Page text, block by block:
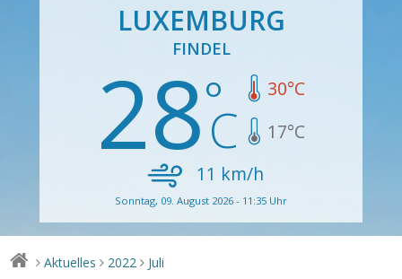
LUXEMBURG
FINDEL
28 30°C
17°C
11 km/h
Sonntag, 09. August 2026 - 11:35 Uhr
> Aktuelles > 2022 > Juli